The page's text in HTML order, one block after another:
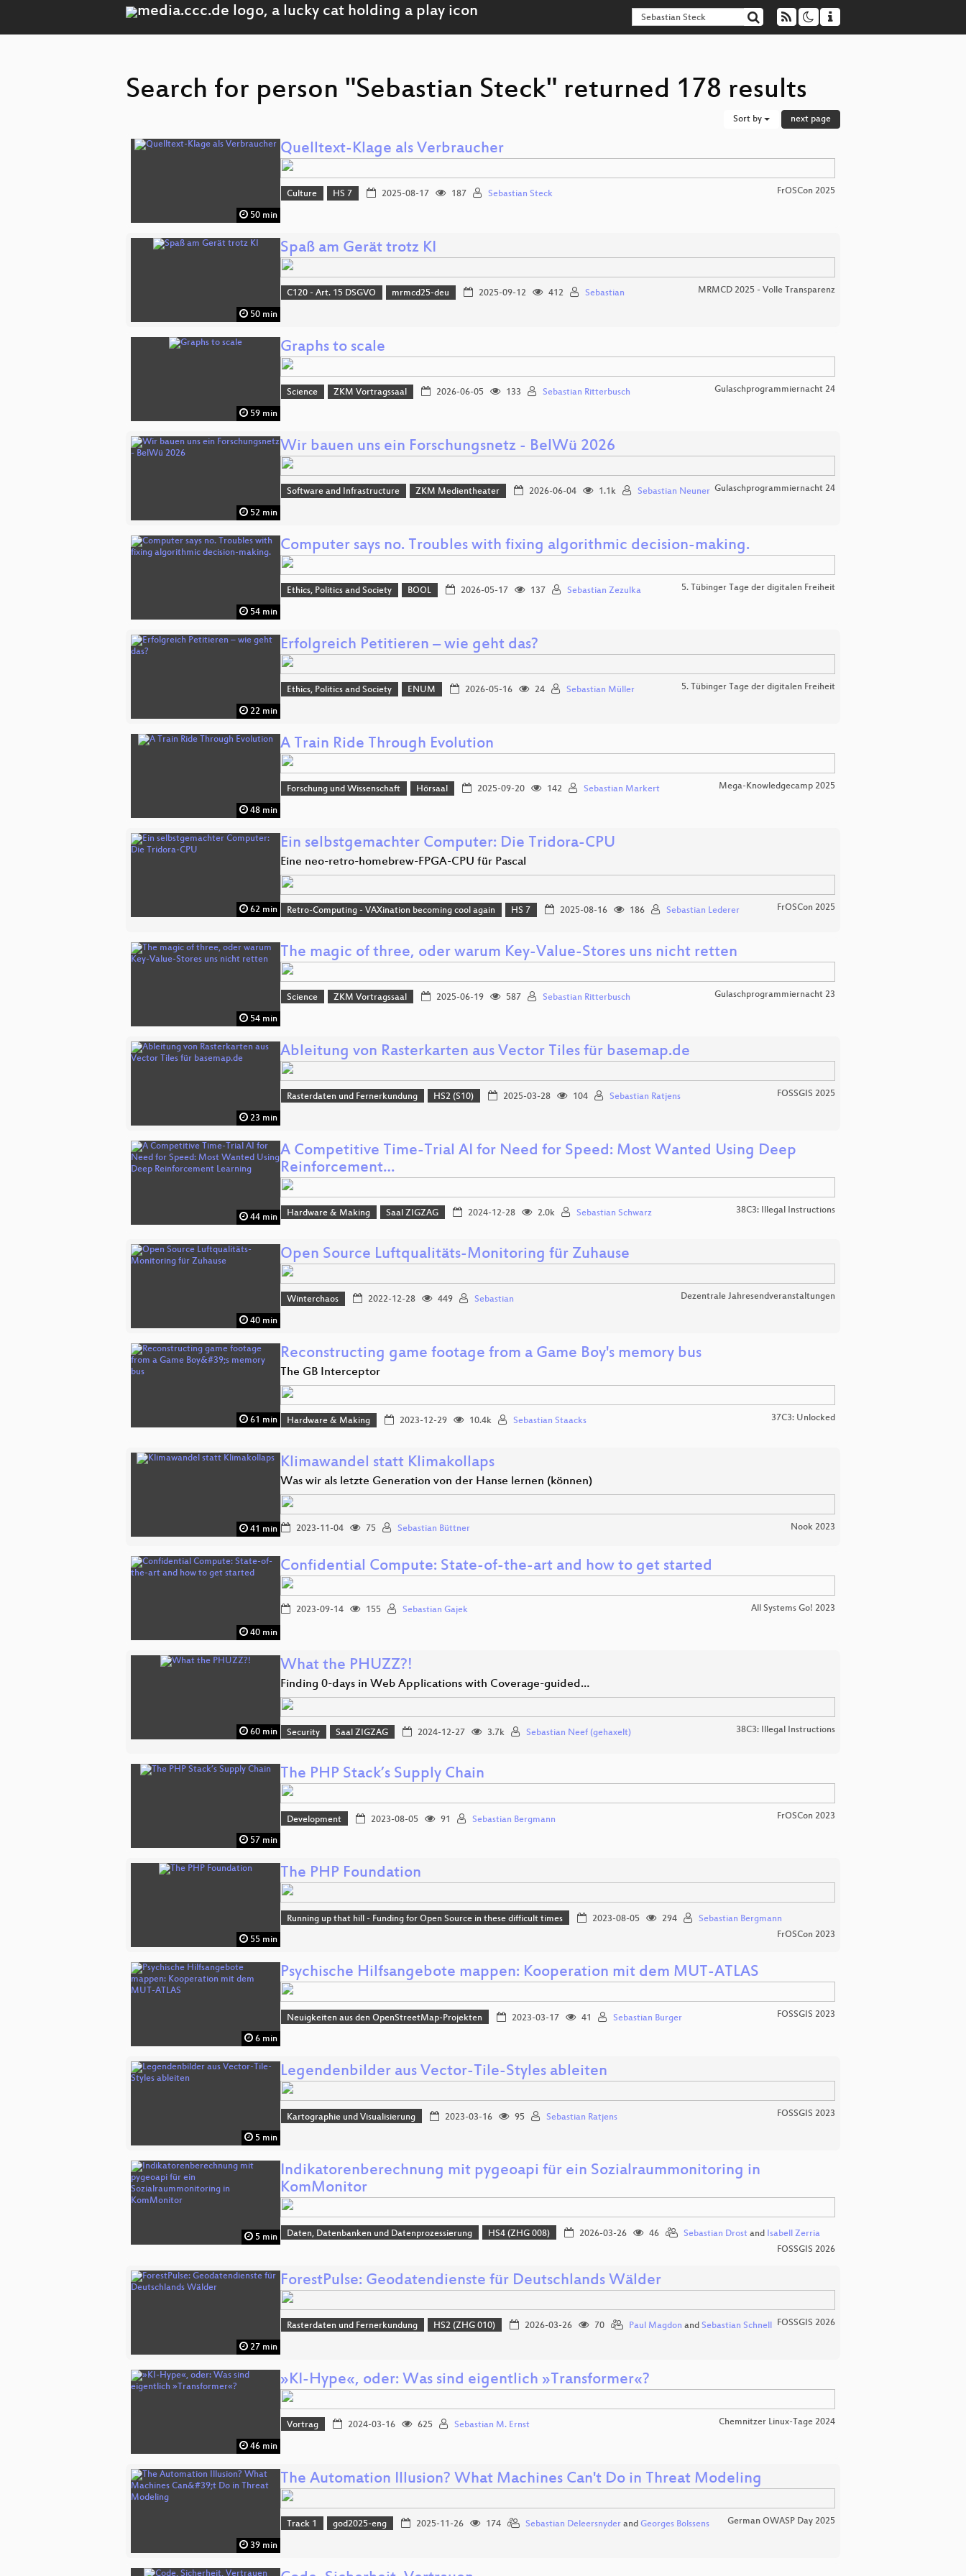
Search for person "Sebastian Steck" returned 178 results
Sort by next page
50 min
Quelltext-Klage als Verbraucher
Culture HS 7 2025-08-17 187 Sebastian Steck FrOSCon 2025
50 min
Spaß am Gerät trotz KI
C120 - Art. 15 DSGVO mrmcd25-deu 2025-09-12 412 Sebastian MRMCD 2025 - Volle Transparenz
59 min
Graphs to scale
Science ZKM Vortragssaal 2026-06-05 133 Sebastian Ritterbusch Gulaschprogrammiernacht 24
52 min
Wir bauen uns ein Forschungsnetz - BelWü 2026
Software and Infrastructure ZKM Medientheater 2026-06-04 1.1k Sebastian Neuner Gulaschprogrammiernacht 24
54 min
Computer says no. Troubles with fixing algorithmic decision-making.
Ethics, Politics and Society BOOL 2026-05-17 137 Sebastian Zezulka 5. Tübinger Tage der digitalen Freiheit
22 min
Erfolgreich Petitieren – wie geht das?
Ethics, Politics and Society ENUM 2026-05-16 24 Sebastian Müller 5. Tübinger Tage der digitalen Freiheit
48 min
A Train Ride Through Evolution
Forschung und Wissenschaft Hörsaal 2025-09-20 142 Sebastian Markert Mega-Knowledgecamp 2025
62 min
Ein selbstgemachter Computer: Die Tridora-CPU
Eine neo-retro-homebrew-FPGA-CPU für Pascal
Retro-Computing - VAXination becoming cool again HS 7 2025-08-16 186 Sebastian Lederer FrOSCon 2025
54 min
The magic of three, oder warum Key-Value-Stores uns nicht retten
Science ZKM Vortragssaal 2025-06-19 587 Sebastian Ritterbusch Gulaschprogrammiernacht 23
23 min
Ableitung von Rasterkarten aus Vector Tiles für basemap.de
Rasterdaten und Fernerkundung HS2 (S10) 2025-03-28 104 Sebastian Ratjens FOSSGIS 2025
44 min
A Competitive Time-Trial AI for Need for Speed: Most Wanted Using Deep
Reinforcement…
Hardware & Making Saal ZIGZAG 2024-12-28 2.0k Sebastian Schwarz 38C3: Illegal Instructions
40 min
Open Source Luftqualitäts-Monitoring für Zuhause
Winterchaos 2022-12-28 449 Sebastian Dezentrale Jahresendveranstaltungen
61 min
Reconstructing game footage from a Game Boy's memory bus
The GB Interceptor
Hardware & Making 2023-12-29 10.4k Sebastian Staacks 37C3: Unlocked
41 min
Klimawandel statt Klimakollaps
Was wir als letzte Generation von der Hanse lernen (können)
2023-11-04 75 Sebastian Büttner Nook 2023
40 min
Confidential Compute: State-of-the-art and how to get started
2023-09-14 155 Sebastian Gajek All Systems Go! 2023
60 min
What the PHUZZ?!
Finding 0-days in Web Applications with Coverage-guided…
Security Saal ZIGZAG 2024-12-27 3.7k Sebastian Neef (gehaxelt) 38C3: Illegal Instructions
57 min
The PHP Stack’s Supply Chain
Development 2023-08-05 91 Sebastian Bergmann FrOSCon 2023
55 min
The PHP Foundation
Running up that hill - Funding for Open Source in these difficult times 2023-08-05 294
Sebastian Bergmann
FrOSCon 2023
6 min
Psychische Hilfsangebote mappen: Kooperation mit dem MUT-ATLAS
Neuigkeiten aus den OpenStreetMap-Projekten 2023-03-17 41 Sebastian Burger FOSSGIS 2023
5 min
Legendenbilder aus Vector-Tile-Styles ableiten
Kartographie und Visualisierung 2023-03-16 95 Sebastian Ratjens FOSSGIS 2023
5 min
Indikatorenberechnung mit pygeoapi für ein Sozialraummonitoring in
KomMonitor
Daten, Datenbanken und Datenprozessierung HS4 (ZHG 008) 2026-03-26 46 Sebastian Drostand
Isabell Zerria
FOSSGIS 2026
27 min
ForestPulse: Geodatendienste für Deutschlands Wälder
Rasterdaten und Fernerkundung HS2 (ZHG 010) 2026-03-26 70 Paul Magdon and Sebastian Schnell FOSSGIS 2026
46 min
»KI-Hype«, oder: Was sind eigentlich »Transformer«?
Vortrag 2024-03-16 625 Sebastian M. Ernst Chemnitzer Linux-Tage 2024
39 min
The Automation Illusion? What Machines Can't Do in Threat Modeling
Track 1 god2025-eng 2025-11-26 174 Sebastian Deleersnyderand Georges Bolssens German OWASP Day 2025